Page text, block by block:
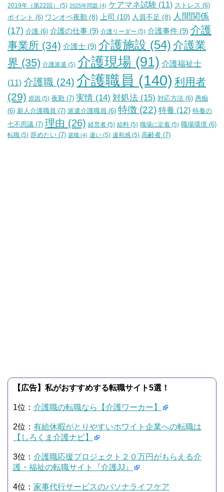
2019年（第22回） (5) 2025年問題 (4) ケアマネ試験 (11) ストレス (6)
ポイント (6) ワンオペ夜勤 (8) 上司 (10) 人員不足 (8) 人間関係
(17) 介護 (6) 介護の仕事 (9) 介護リーダー (5) 介護事件 (9) 介護
事業所 (34) 介護士 (9) 介護施設 (54) 介護業
界 (35) 介護派遣 (5) 介護現場 (91) 介護福祉士
(11) 介護職 (24) 介護職員 (140) 利用者
(29) 原因 (5) 夜勤 (7) 実情 (14) 対処法 (15) 対応方法 (6) 愚痴
(6) 新人介護職員 (7) 派遣介護職員 (6) 特徴 (22) 特養 (12) 特養の
七不思議 (7) 理由 (26) 経営者 (5) 給料 (5) 職場に定着 (5) 職場環境 (6)
転職 (5) 辞めたい (7) 退職 (4) 違い (5) 違和感 (5) 高齢者 (7)
【広告】私がおすすめする転職サイト5選！
1位： 介護職の転職なら【介護ワーカー】
2位： 有給休暇がとりやすいホワイト企業への転職は
【しろくま介護ナビ】
3位： 介護職応援プロジェクト２０万円がもらえる介
護・福祉の転職サイト『介護JJ』
4位： 家事代行サービスのパソナライフケア